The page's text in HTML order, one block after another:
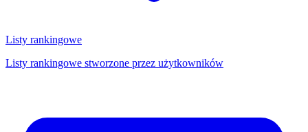
Listy rankingowe
Listy rankingowe stworzone przez użytkowników